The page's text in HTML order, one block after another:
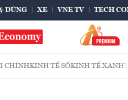
DÙNG XE VNE TV TECH
CHÍNHKINH TẾ SỐKINH TẾ XANH